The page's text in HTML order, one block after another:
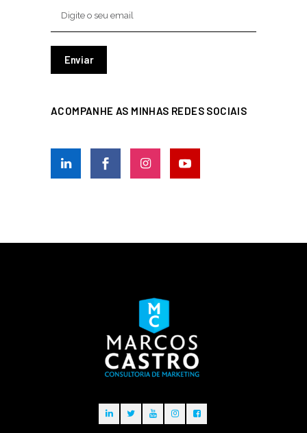
ACOMPANHE AS MINHAS REDES SOCIAIS